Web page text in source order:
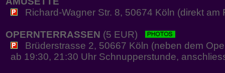
Richard-Wagner Str. 8, 50674 Köln (direkt am
OPERNTERRASSEN (5 EUR)
Brüderstrasse 2, 50667 Köln (neben dem
ab 19:30, 21:30 Uhr Schnupperstunde,